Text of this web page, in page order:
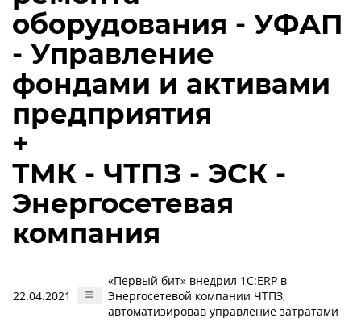
оборудования - УФАП
- Управление
фондами и активами
предприятия
+
ТМК - ЧТПЗ - ЭСК -
Энергосетевая
компания
22.04.2021
«Первый бит» внедрил 1С:ERP в
Энергосетевой компании ЧТПЗ,
автоматизировав управление затратами